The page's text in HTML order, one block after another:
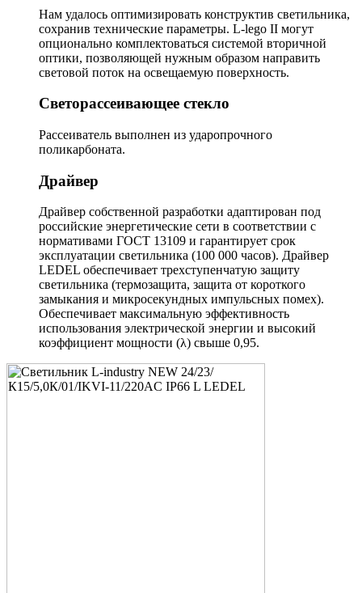
Нам удалось оптимизировать конструктив светильника,
сохранив технические параметры. L-lego II могут
опционально комплектоваться системой вторичной
оптики, позволяющей нужным образом направить
световой поток на освещаемую поверхность.
Светорассеивающее стекло
Рассеиватель выполнен из ударопрочного
поликарбоната.
Драйвер
Драйвер собственной разработки адаптирован под
российские энергетические сети в соответствии с
нормативами ГОСТ 13109 и гарантирует срок
эксплуатации светильника (100 000 часов). Драйвер
LEDEL обеспечивает трехступенчатую защиту
светильника (термозащита, защита от короткого
замыкания и микросекундных импульсных помех).
Обеспечивает максимальную эффективность
использования электрической энергии и высокий
коэффициент мощности (λ) свыше 0,95.